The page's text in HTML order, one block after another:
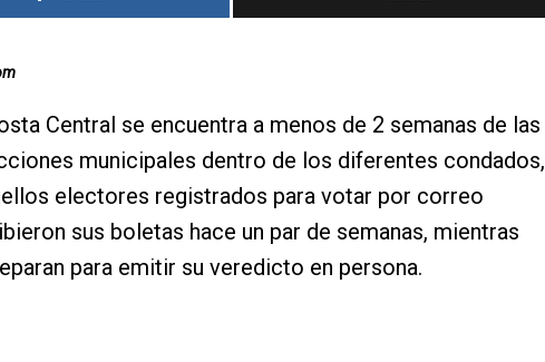
Central se encuentra a menos de 2 semanas de las
municipales dentro de los diferentes condados,
electores registrados para votar por correo
sus boletas hace un par de semanas, mientras
para emitir su veredicto en persona.